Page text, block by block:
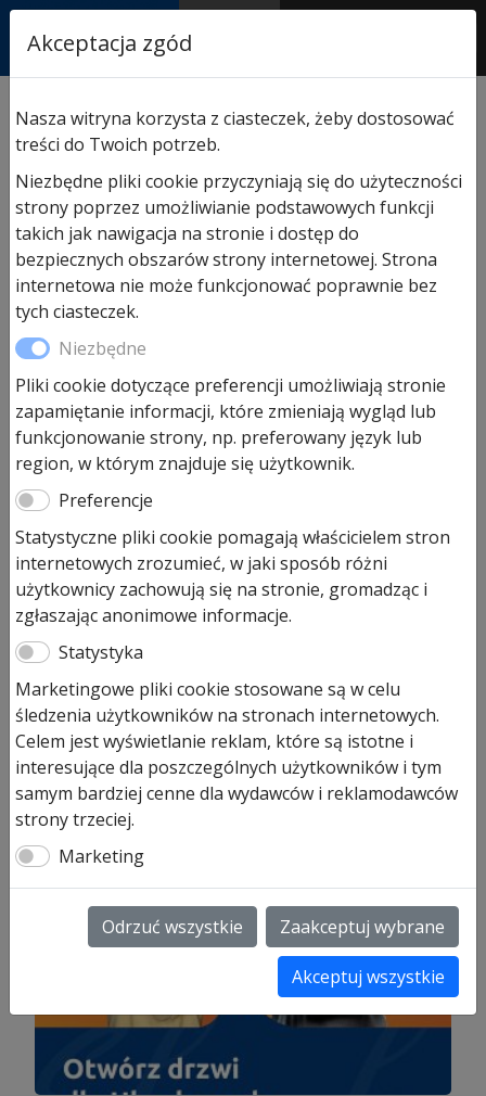
AUTORYZOWANY
PARTNER & SERWIS
Blog
Dotacje-24 lipca, 2026
Dofinansowanie do drzwi i bram garażowych
Czyste Powietrze 2026 – Nowe zasady od
lipca i sprawdzone rozwiązania Hörmann
Rosnące koszty energii cieplnej i elektrycznej sprawiają, że
termomodernizacja budynków jednorodzinnych przestała
koniecznością. Utrata ciepła przez nieszczelne przegrody
budowlane, w tym przestarzałą stolarkę otworową, może
generować ogromne straty w domowym budżecie. Z
pomocą przychodzą jednak programy rządowe
wspierające inwestorów. Od 20 lipca 2026 roku w
programie „Czyste […]
Akceptacja zgód
Nasza witryna korzysta z ciasteczek, żeby dostosować
treści do Twoich potrzeb.
Niezbędne pliki cookie przyczyniają się do użyteczności
strony poprzez umożliwianie podstawowych funkcji
takich jak nawigacja na stronie i dostęp do
bezpiecznych obszarów strony internetowej. Strona
internetowa nie może funkcjonować poprawnie bez
tych ciasteczek.
Niezbędne
Pliki cookie dotyczące preferencji umożliwiają stronie
zapamiętanie informacji, które zmieniają wygląd lub
funkcjonowanie strony, np. preferowany język lub
region, w którym znajduje się użytkownik.
Preferencje
Statystyczne pliki cookie pomagają właścicielem stron
internetowych zrozumieć, w jaki sposób różni
użytkownicy zachowują się na stronie, gromadząc i
zgłaszając anonimowe informacje.
Statystyka
Marketingowe pliki cookie stosowane są w celu
śledzenia użytkowników na stronach internetowych.
Celem jest wyświetlanie reklam, które są istotne i
interesujące dla poszczególnych użytkowników i tym
samym bardziej cenne dla wydawców i reklamodawców
strony trzeciej.
Marketing
Odrzuć wszystkie Zaakceptuj wybrane
Akceptuj wszystkie